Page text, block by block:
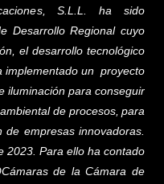
S.L.L.
ha sido
Desarrollo Regional cuyo
el desarrollo tecnológico
implementado un proyecto
iluminación para conseguir
de procesos, para
empresas innovadoras.
2023. Para ello ha contado
de la Cámara de